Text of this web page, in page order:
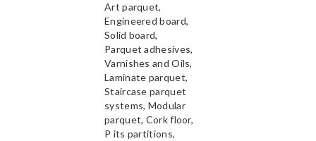
Art parquet,
Engineered board,
Solid board,
Parquet adhesives,
Varnishes and Oils,
Laminate parquet,
Staircase parquet
systems, Modular
parquet, Cork floor,
P its partitions,